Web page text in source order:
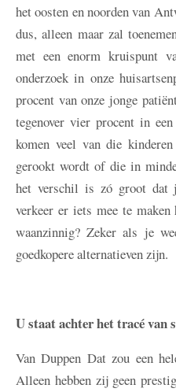
het oosten en noorden van
dus, alleen maar zal
met een enorm kruispunt
onderzoek in onze
procent van onze jonge
tegenover vier procent in
komen veel van die
gerookt wordt of die in
het verschil is zó groot dat
verkeer er iets mee te
waanzinnig? Zeker als je
goedkopere alternatieven zijn.
U staat achter het tracé van
Van Duppen Dat zou een
Alleen hebben zij geen